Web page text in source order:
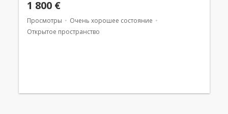
1 800 €
Просмотры
Очень хорошее состояние
Открытое пространство